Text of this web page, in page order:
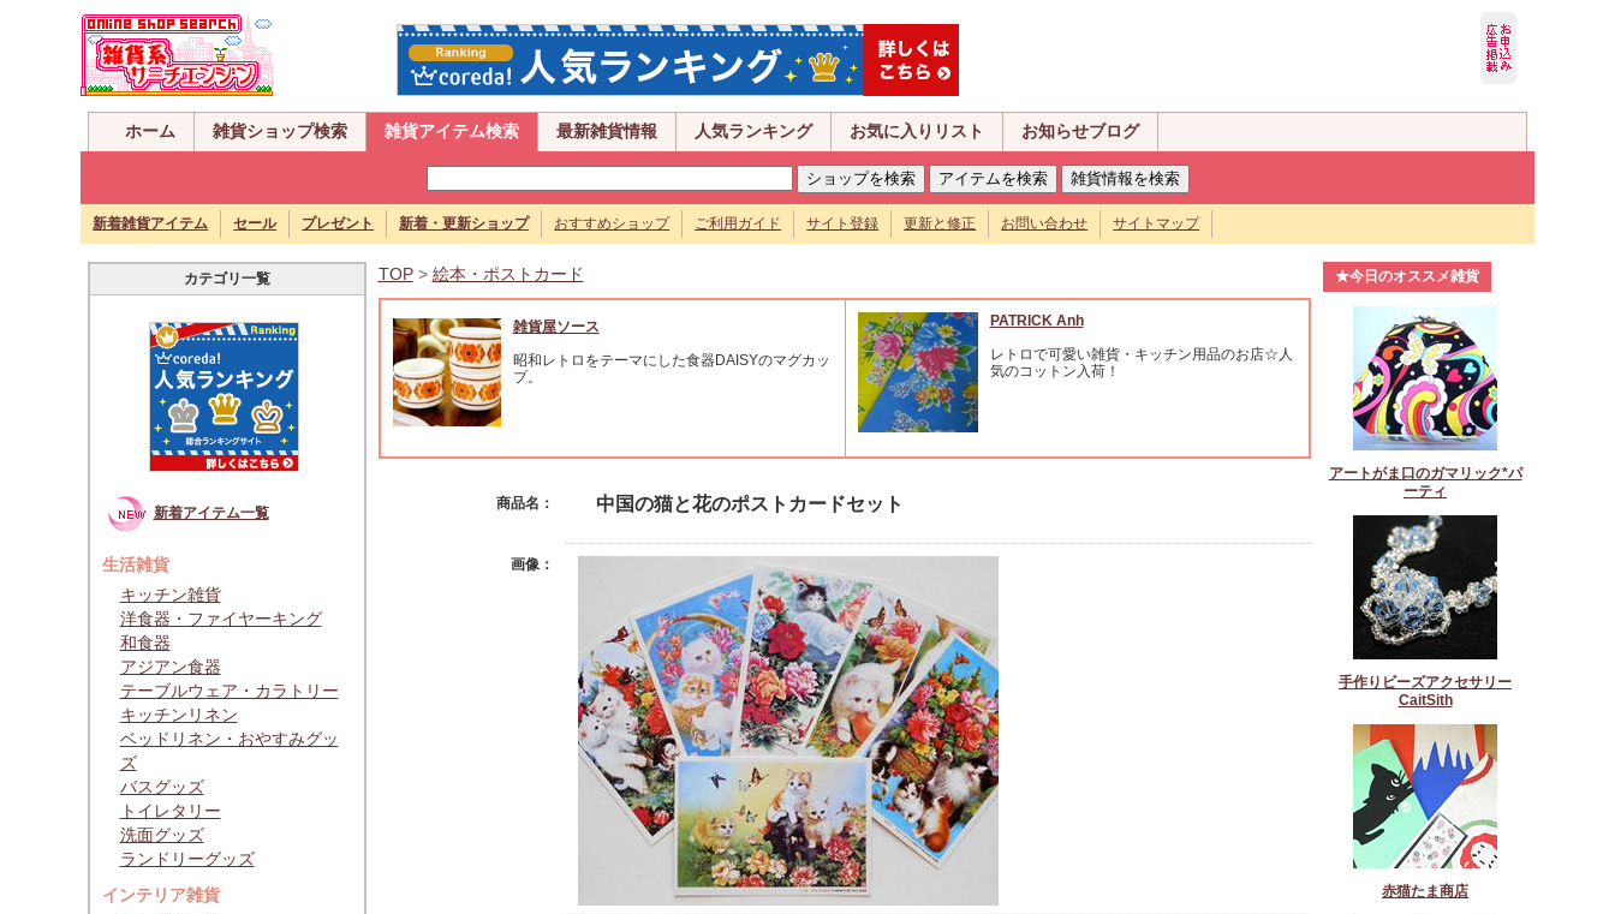
ホーム 雑貨ショップ検索 雑貨アイテム検索 最新雑貨情報 人気ランキング お気に入りリスト お知らせブログ
新着雑貨アイテム セール プレゼント 新着・更新ショップ おすすめショップ ご利用ガイド サイト登録 更新と修正 お問い合わせ サイトマップ
カテゴリ一覧
新着アイテム一覧
生活雑貨
キッチン雑貨
洋食器・ファイヤーキング
和食器
アジアン食器
テーブルウェア・カラトリー
キッチンリネン
ベッドリネン・おやすみグッ
ズ
バスグッズ
トイレタリー
洗面グッズ
ランドリーグッズ
インテリア雑貨
TOP> 絵本・ポストカード
雑貨屋ソース
昭和レトロをテーマにした食器DAISYのマグカッ
プ。
PATRICK Anh
レトロで可愛い雑貨・キッチン用品のお店☆人
気のコットン入荷！
商品名： 中国の猫と花のポストカードセット
画像：
★今日のオススメ雑貨
アートがま口のガマリック*パ
ーティ
手作りビーズアクセサリー
CaitSith
赤猫たま商店